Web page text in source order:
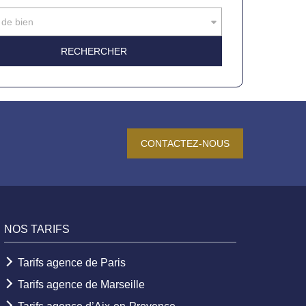
bien
CONTACTEZ-NOUS
NOS TARIFS
Tarifs agence de Paris
Tarifs agence de Marseille